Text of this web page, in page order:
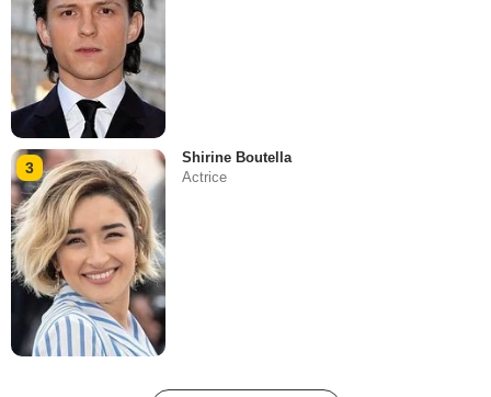
3
Shirine Boutella
Actrice